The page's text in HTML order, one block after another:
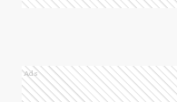
Ads